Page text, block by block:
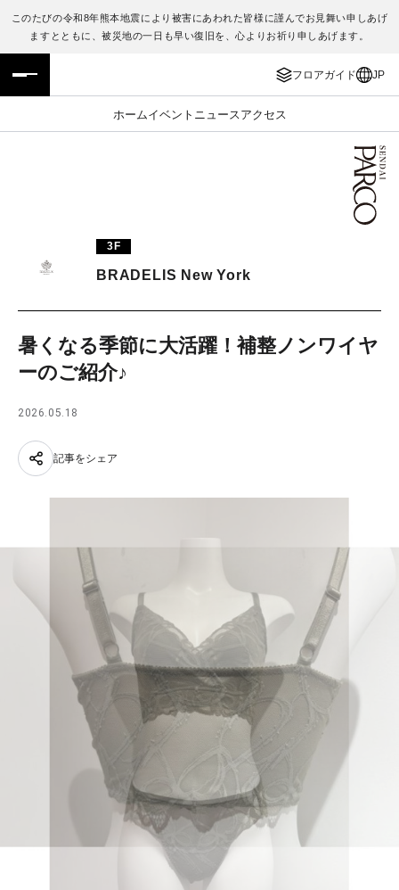
このたびの令和8年熊本地震により被害にあわれた皆様に謹んでお見舞い申しあげ
ますとともに、被災地の一日も早い復旧を、心よりお祈り申しあげます。
フロアガイド JP
ホームイベント ニュース アクセス
フロアガイド
施設案内・アクセス
TAX FREE
JP
ENGLISH
繁体字
日本語
3F
BRADELIS New York
暑くなる季節に大活躍！補整ノンワイヤ
ーのご紹介♪
2026.05.18
記事をシェア